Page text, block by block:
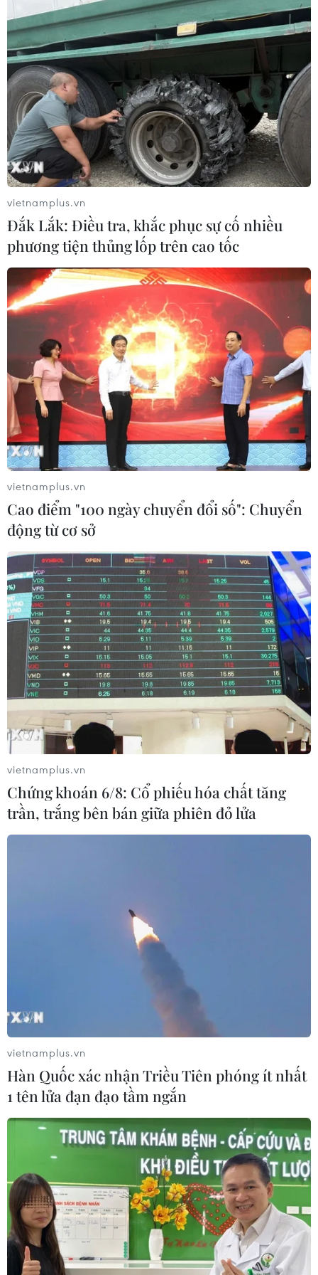
Cảnh báo mưa cường độ lớn trên
100mm tại Bắc Bộ, Thanh Hóa và
Bãi bỏ một số văn bản quy phạm
pháp luật không còn phù hợp
06/08/2026 09:59
Thanh Hóa dự kiến bắn pháo hoa vào
dịp Quốc khánh 2/9
06/08/2026 09:58
Mưa lớn kéo dài gây nhiều thiệt hại
về nhà ở, giao thông tại tỉnh Sơn La
06/08/2026 09:48
vietnamplus.vn
Đắk Lắk: Điều tra, khắc phục sự cố nhiều
phương tiện thủng lốp trên cao tốc
vietnamplus.vn
Cao điểm "100 ngày chuyển đổi số": Chuyển
động từ cơ sở
vietnamplus.vn
Chứng khoán 6/8: Cổ phiếu hóa chất tăng
trần, trắng bên bán giữa phiên đỏ lửa
vietnamplus.vn
Hàn Quốc xác nhận Triều Tiên phóng ít nhất
1 tên lửa đạn đạo tầm ngắn